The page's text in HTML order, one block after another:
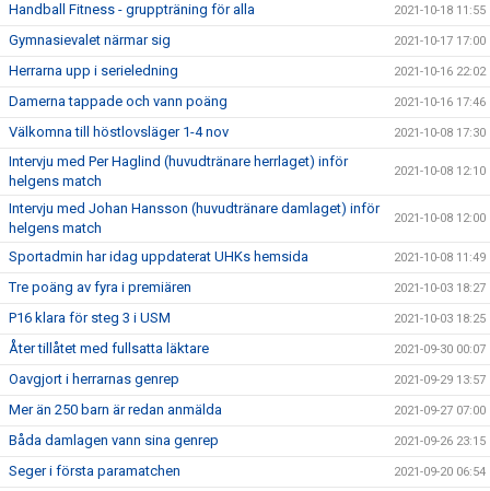
Handball Fitness - gruppträning för alla 2021-10-18 11:55
Gymnasievalet närmar sig 2021-10-17 17:00
Herrarna upp i serieledning 2021-10-16 22:02
Damerna tappade och vann poäng 2021-10-16 17:46
Välkomna till höstlovsläger 1-4 nov 2021-10-08 17:30
Intervju med Per Haglind (huvudtränare herrlaget) inför
helgens match
2021-10-08 12:10
Intervju med Johan Hansson (huvudtränare damlaget) inför
helgens match
2021-10-08 12:00
Sportadmin har idag uppdaterat UHKs hemsida 2021-10-08 11:49
Tre poäng av fyra i premiären 2021-10-03 18:27
P16 klara för steg 3 i USM 2021-10-03 18:25
Åter tillåtet med fullsatta läktare 2021-09-30 00:07
Oavgjort i herrarnas genrep 2021-09-29 13:57
Mer än 250 barn är redan anmälda 2021-09-27 07:00
Båda damlagen vann sina genrep 2021-09-26 23:15
Seger i första paramatchen 2021-09-20 06:54